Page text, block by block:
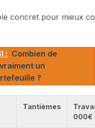
concret pour mieux
: Combien de
un
?
Tantièmes
000€